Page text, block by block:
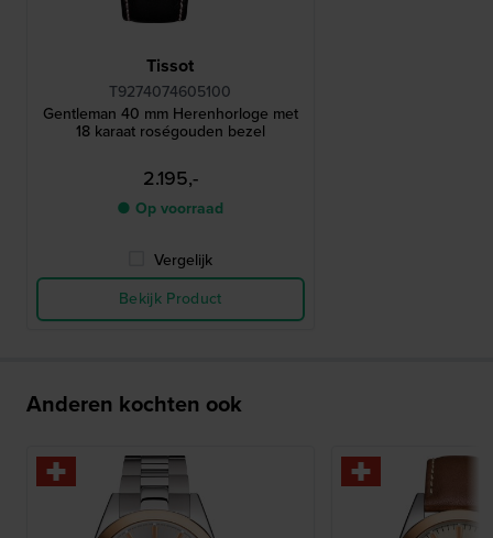
Tissot
T9274074605100
Gentleman 40 mm Herenhorloge met
18 karaat roségouden bezel
2.195,-
● Op voorraad
Vergelijk
Bekijk Product
Anderen kochten ook